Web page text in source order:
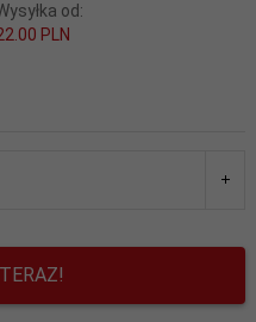
od:
PLN